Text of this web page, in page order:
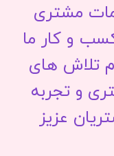
مشتری
و کار ما
تلاش های
و تجربه
عزیز